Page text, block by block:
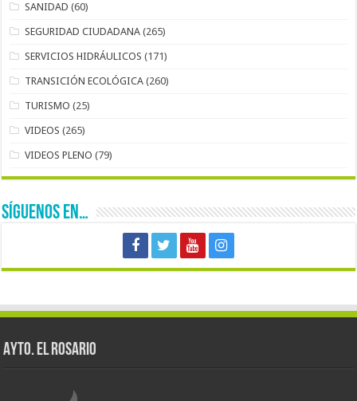
SANIDAD (60)
SEGURIDAD CIUDADANA (265)
SERVICIOS HIDRÁULICOS (171)
TRANSICIÓN ECOLÓGICA (260)
TURISMO (25)
VIDEOS (265)
VIDEOS PLENO (79)
SÍGUENOS EN…
AYTO. EL ROSARIO